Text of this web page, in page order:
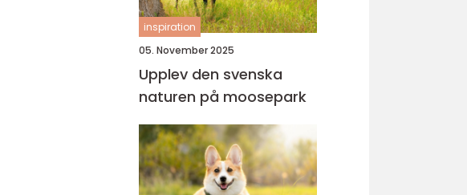
inspiration
05. November 2025
Upplev den svenska
naturen på moosepark